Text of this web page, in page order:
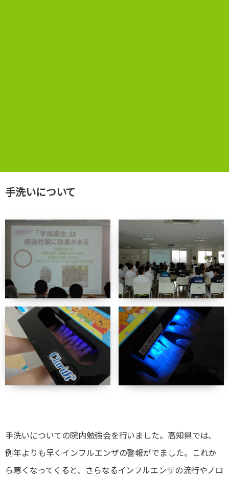
手洗いについて
手洗いについての院内勉強会を行いました。高知県では、
例年よりも早くインフルエンザの警報がでました。これか
ら寒くなってくると、さらなるインフルエンザの流行やノロ